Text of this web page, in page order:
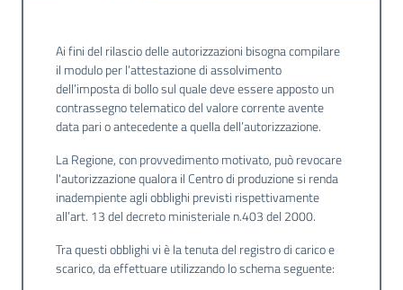
Ai fini del rilascio delle autorizzazioni bisogna compilare
il modulo per l’attestazione di assolvimento
dell’imposta di bollo sul quale deve essere apposto un
contrassegno telematico del valore corrente avente
data pari o antecedente a quella dell’autorizzazione.
La Regione, con provvedimento motivato, può revocare
l'autorizzazione qualora il Centro di produzione si renda
inadempiente agli obblighi previsti rispettivamente
all’art. 13 del decreto ministeriale n.403 del 2000.
Tra questi obblighi vi è la tenuta del registro di carico e
scarico, da effettuare utilizzando lo schema seguente: